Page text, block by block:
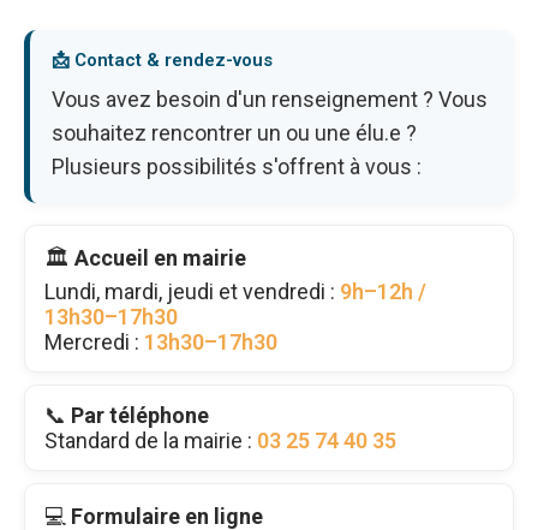
📩 Contact & rendez-vous
Vous avez besoin d'un renseignement ? Vous
souhaitez rencontrer un ou une élu.e ?
Plusieurs possibilités s'offrent à vous :
🏛️ Accueil en mairie
Lundi, mardi, jeudi et vendredi : 9h–12h /
13h30–17h30
Mercredi : 13h30–17h30
📞 Par téléphone
Standard de la mairie : 03 25 74 40 35
💻 Formulaire en ligne